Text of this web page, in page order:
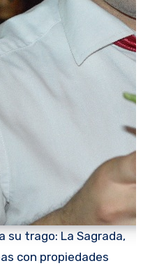
su trago: La Sagrada,
con propiedades